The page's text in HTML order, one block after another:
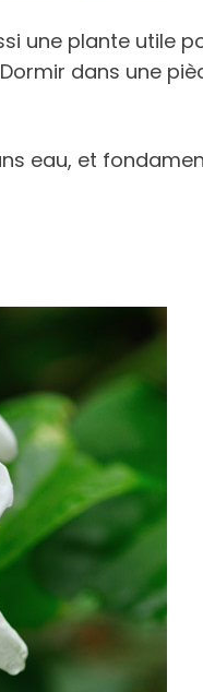
une plante utile
dans une
eau, et